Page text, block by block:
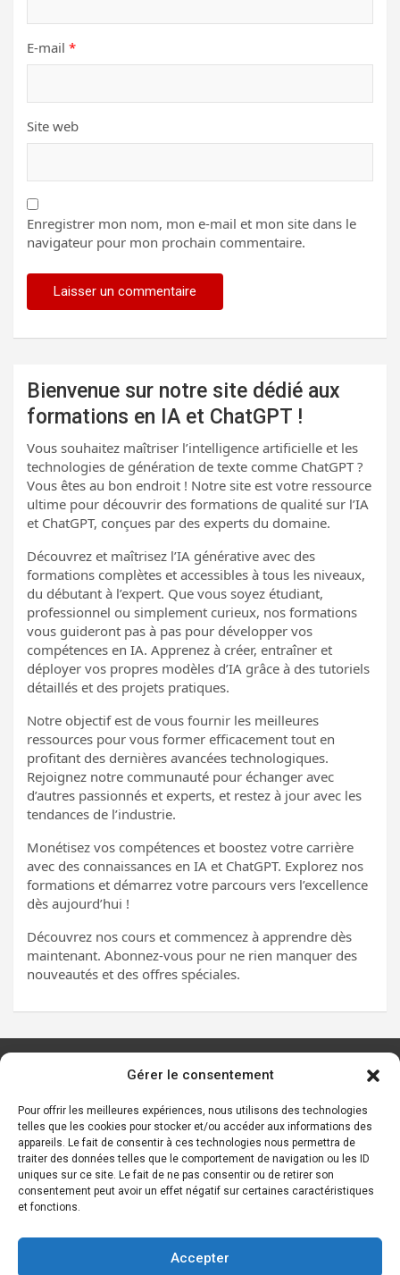
Gérer le consentement
Pour offrir les meilleures expériences, nous utilisons des technologies
telles que les cookies pour stocker et/ou accéder aux informations des
appareils. Le fait de consentir à ces technologies nous permettra de
traiter des données telles que le comportement de navigation ou les ID
uniques sur ce site. Le fait de ne pas consentir ou de retirer son
consentement peut avoir un effet négatif sur certaines caractéristiques
et fonctions.
Accepter
E-mail *
Site web
Enregistrer mon nom, mon e-mail et mon site dans le
navigateur pour mon prochain commentaire.
Bienvenue sur notre site dédié aux
formations en IA et ChatGPT !
Vous souhaitez maîtriser l’intelligence artificielle et les
technologies de génération de texte comme ChatGPT ?
Vous êtes au bon endroit ! Notre site est votre ressource
ultime pour découvrir des formations de qualité sur l’IA
et ChatGPT, conçues par des experts du domaine.
Découvrez et maîtrisez l’IA générative avec des
formations complètes et accessibles à tous les niveaux,
du débutant à l’expert. Que vous soyez étudiant,
professionnel ou simplement curieux, nos formations
vous guideront pas à pas pour développer vos
compétences en IA. Apprenez à créer, entraîner et
déployer vos propres modèles d’IA grâce à des tutoriels
détaillés et des projets pratiques.
Notre objectif est de vous fournir les meilleures
ressources pour vous former efficacement tout en
profitant des dernières avancées technologiques.
Rejoignez notre communauté pour échanger avec
d’autres passionnés et experts, et restez à jour avec les
tendances de l’industrie.
Monétisez vos compétences et boostez votre carrière
avec des connaissances en IA et ChatGPT. Explorez nos
formations et démarrez votre parcours vers l’excellence
dès aujourd’hui !
Découvrez nos cours et commencez à apprendre dès
maintenant. Abonnez-vous pour ne rien manquer des
nouveautés et des offres spéciales.
Les principaux outils d’IA
Ressources sur l’IA
Start-ups de l’IA
Les personnalités de l’IA
Lexique de l’IA générative et des chatbots IA